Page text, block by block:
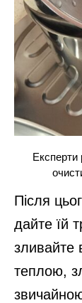
Експерти
Після
дайте їй
зливайте
теплою,